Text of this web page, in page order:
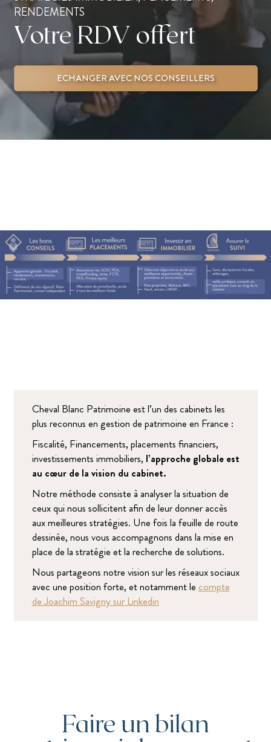
RENDEMENTS
Votre RDV offert
ECHANGER AVEC NOS CONSEILLERS
Cheval Blanc Patrimoine est l’un des cabinets les
plus reconnus en gestion de patrimoine en France :
Fiscalité, Financements, placements financiers,
investissements immobiliers, l’approche globale est
au cœur de la vision du cabinet.
Notre méthode consiste à analyser la situation de
ceux qui nous sollicitent afin de leur donner accès
aux meilleures stratégies. Une fois la feuille de route
dessinée, nous vous accompagnons dans la mise en
place de la stratégie et la recherche de solutions.
Nous partageons notre vision sur les réseaux sociaux
avec une position forte, et notamment lecompte
de Joachim Savigny sur Linkedin
Faire un bilan